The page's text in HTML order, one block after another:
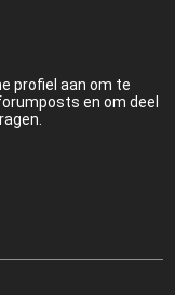
profiel aan om te
en om deel